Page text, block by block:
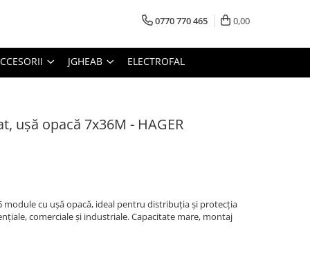
0770 770 465 0,00
JGHEAB ELECTROFAL
ușă opacă 7x36M - HAGER
module cu ușă opacă, ideal pentru distribuția și protecția
comerciale și industriale. Capacitate mare, montaj